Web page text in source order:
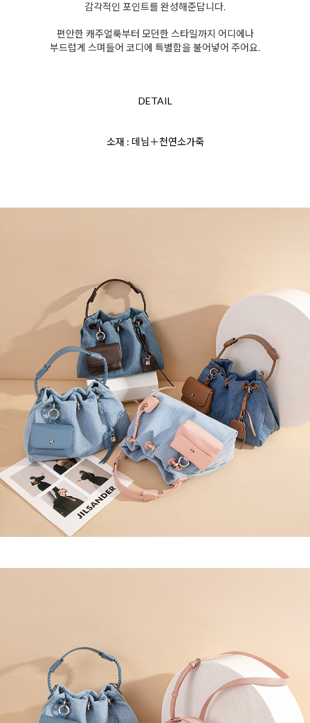
감각적인 포인트를 완성해준답니다.
편안한 캐주얼룩부터 모던한 스타일까지 어디에나
부드럽게 스며들어 코디에 특별함을 불어넣어 주어요.
DETAIL
소재 : 데님＋천연소가죽